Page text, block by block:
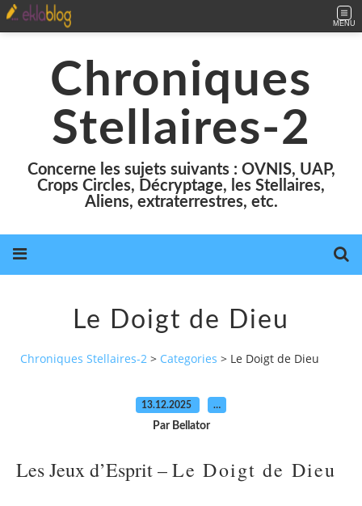
MENU
Chroniques
Stellaires-2
Concerne les sujets suivants : OVNIS, UAP,
Crops Circles, Décryptage, les Stellaires,
Aliens, extraterrestres, etc.
Le Doigt de Dieu
Chroniques Stellaires-2 > Categories > Le Doigt de Dieu
13.12.2025 …
Par Bellator
Les Jeux d’Esprit –Le Doigt de Dieu